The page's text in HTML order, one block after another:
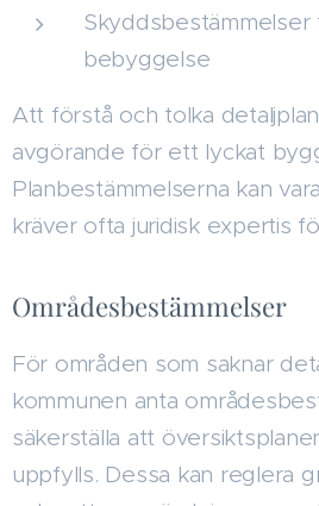
Skyddsbestämmelser
bebyggelse
Att förstå och tolka
avgörande för ett lyckat
Planbestämmelserna kan
kräver ofta juridisk expertis
Områdesbestämmelser
För områden som saknar
kommunen anta
säkerställa att
uppfylls. Dessa kan reglera